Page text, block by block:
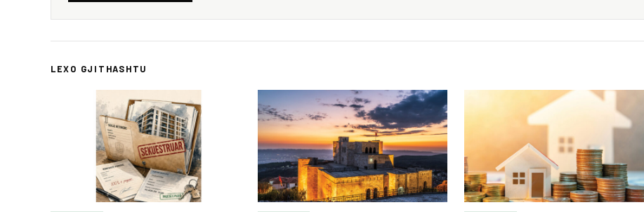
LEXO GJITHASHTU